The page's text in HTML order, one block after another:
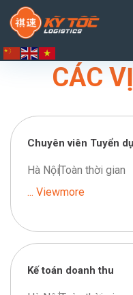
CÁC
Chuyên viên Tuyển
Hà NộiToàn thời gian
... Viewmore
Kế toán doanh thu